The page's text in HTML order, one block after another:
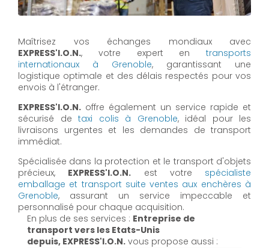
Maîtrisez vos échanges mondiaux avec
EXPRESS'I.O.N., votre expert en transports
internationaux à Grenoble, garantissant une
logistique optimale et des délais respectés pour vos
envois à l'étranger.
EXPRESS'I.O.N. offre également un service rapide et
sécurisé de taxi colis à Grenoble, idéal pour les
livraisons urgentes et les demandes de transport
immédiat.
Spécialisée dans la protection et le transport d'objets
précieux, EXPRESS'I.O.N. est votre spécialiste
emballage et transport suite ventes aux enchères à
Grenoble, assurant un service impeccable et
personnalisé pour chaque acquisition.
En plus de ses services : Entreprise de
transport vers les Etats-Unis
depuis, EXPRESS'I.O.N. vous propose aussi :